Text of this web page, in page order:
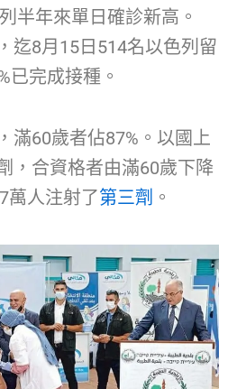
半年來單日確診新高。
迄8月15日514名以色列留
已完成接種。
滿60歲者佔87%。以國上
，合資格者由滿60歲下降
萬人注射了第三劑 。